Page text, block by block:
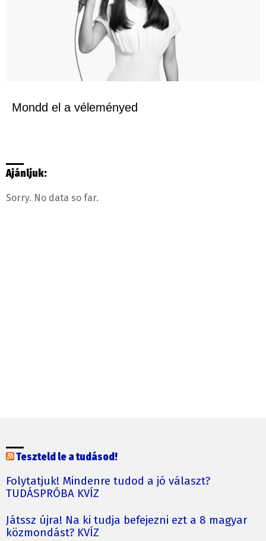
Mondd el a véleményed
Ajánljuk:
Sorry. No data so far.
Teszteld le a tudásod!
Folytatjuk! Mindenre tudod a jó választ?
TUDÁSPRÓBA KVÍZ
Játssz újra! Na ki tudja befejezni ezt a 8 magyar
közmondást? KVÍZ